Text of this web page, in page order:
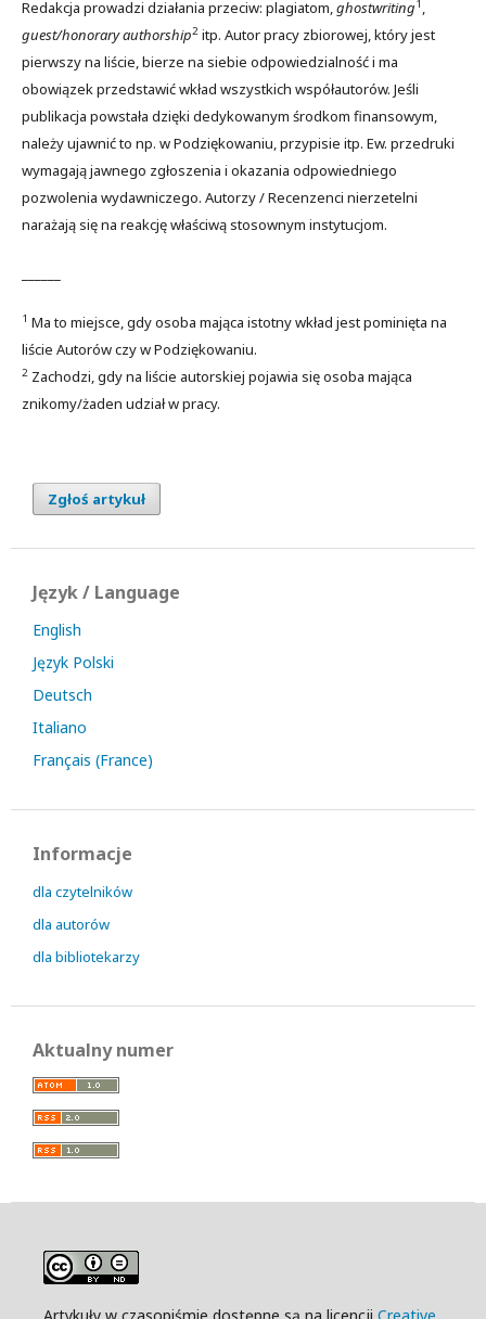
Redakcja prowadzi działania przeciw: plagiatom,ghostwriting1 ,
guest/honorary authorship2 itp. Autor pracy zbiorowej, który jest
pierwszy na liście, bierze na siebie odpowiedzialność i ma
obowiązek przedstawić wkład wszystkich współautorów. Jeśli
publikacja powstała dzięki dedykowanym środkom finansowym,
należy ujawnić to np. w Podziękowaniu, przypisie itp. Ew. przedruki
wymagają jawnego zgłoszenia i okazania odpowiedniego
pozwolenia wydawniczego. Autorzy / Recenzenci nierzetelni
narażają się na reakcję właściwą stosownym instytucjom.
1 Ma to miejsce, gdy osoba mająca istotny wkład jest pominięta na
liście Autorów czy w Podziękowaniu.
2 Zachodzi, gdy na liście autorskiej pojawia się osoba mająca
znikomy/żaden udział w pracy.
Zgłoś artykuł
Język / Language
English
Język Polski
Deutsch
Italiano
Français (France)
Informacje
dla czytelników
dla autorów
dla bibliotekarzy
Aktualny numer